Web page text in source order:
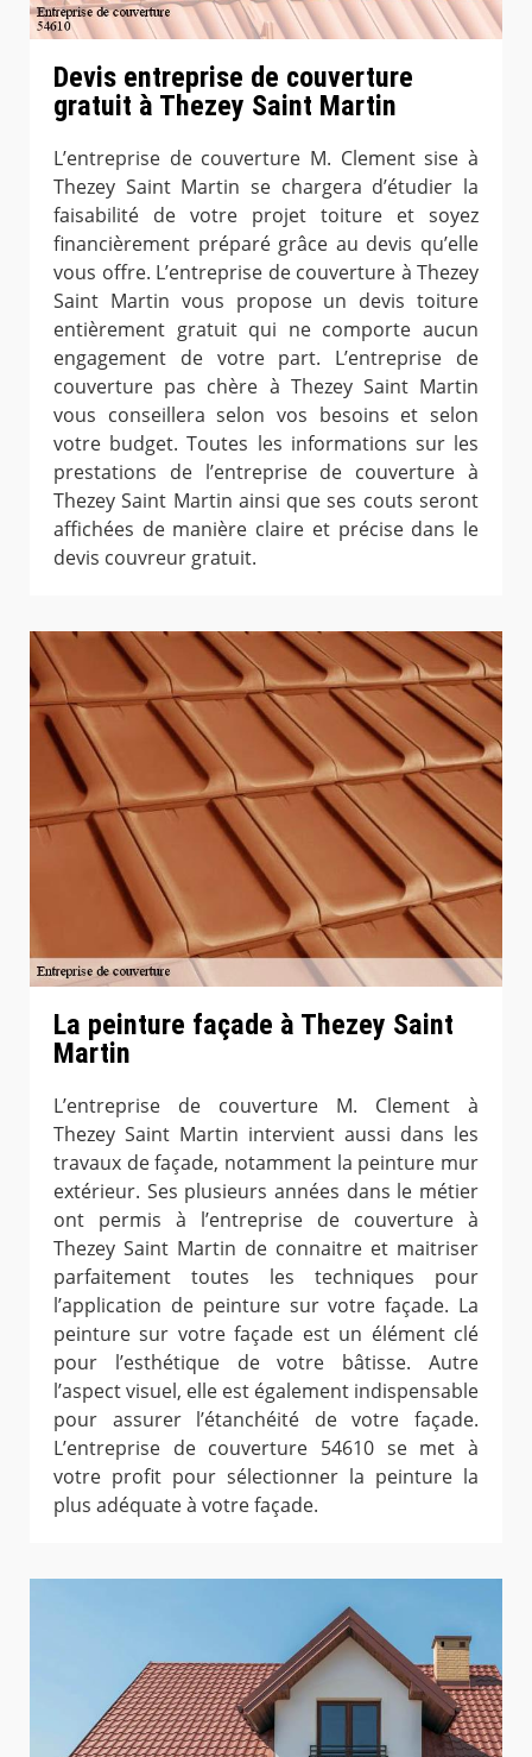
Devis entreprise de couverture
gratuit à Thezey Saint Martin
L’entreprise de couverture M. Clement sise à
Thezey Saint Martin se chargera d’étudier la
faisabilité de votre projet toiture et soyez
financièrement préparé grâce au devis qu’elle
vous offre. L’entreprise de couverture à Thezey
Saint Martin vous propose un devis toiture
entièrement gratuit qui ne comporte aucun
engagement de votre part. L’entreprise de
couverture pas chère à Thezey Saint Martin
vous conseillera selon vos besoins et selon
votre budget. Toutes les informations sur les
prestations de l’entreprise de couverture à
Thezey Saint Martin ainsi que ses couts seront
affichées de manière claire et précise dans le
devis couvreur gratuit.
La peinture façade à Thezey Saint
Martin
L’entreprise de couverture M. Clement à
Thezey Saint Martin intervient aussi dans les
travaux de façade, notamment la peinture mur
extérieur. Ses plusieurs années dans le métier
ont permis à l’entreprise de couverture à
Thezey Saint Martin de connaitre et maitriser
parfaitement toutes les techniques pour
l’application de peinture sur votre façade. La
peinture sur votre façade est un élément clé
pour l’esthétique de votre bâtisse. Autre
l’aspect visuel, elle est également indispensable
pour assurer l’étanchéité de votre façade.
L’entreprise de couverture 54610 se met à
votre profit pour sélectionner la peinture la
plus adéquate à votre façade.